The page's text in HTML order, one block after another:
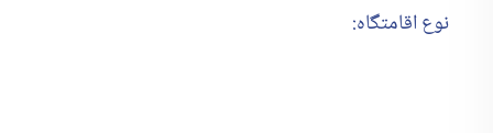
نوع اقامتگاه: